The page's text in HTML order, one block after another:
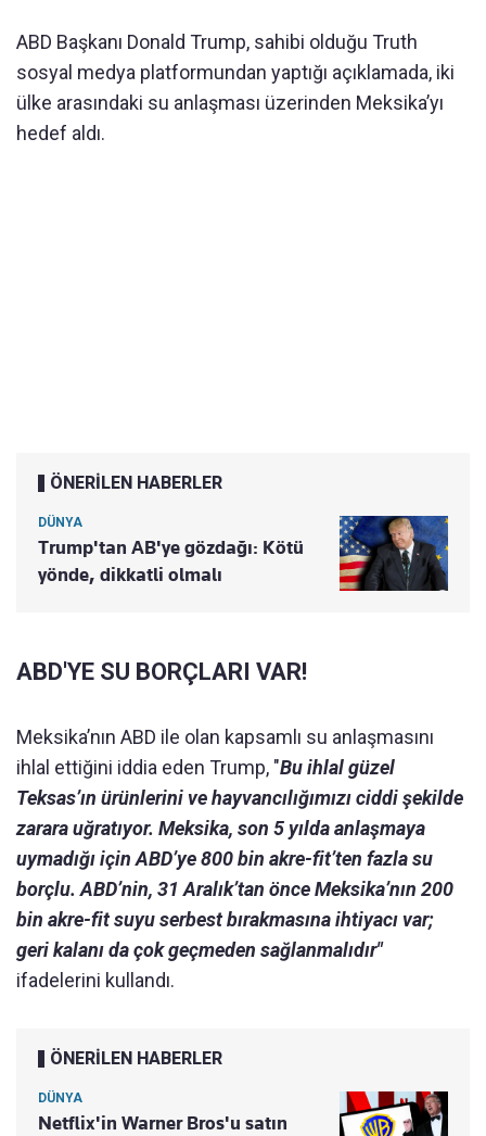
ABD Başkanı Donald Trump, sahibi olduğu Truth
sosyal medya platformundan yaptığı açıklamada, iki
ülke arasındaki su anlaşması üzerinden Meksika’yı
hedef aldı.
ÖNERİLEN HABERLER
DÜNYA
Trump'tan AB'ye gözdağı: Kötü
yönde, dikkatli olmalı
ABD'YE SU BORÇLARI VAR!
Meksika’nın ABD ile olan kapsamlı su anlaşmasını
ihlal ettiğini iddia eden Trump, "Bu ihlal güzel
Teksas’ın ürünlerini ve hayvancılığımızı ciddi şekilde
zarara uğratıyor. Meksika, son 5 yılda anlaşmaya
uymadığı için ABD’ye 800 bin akre-fit’ten fazla su
borçlu. ABD’nin, 31 Aralık’tan önce Meksika’nın 200
bin akre-fit suyu serbest bırakmasına ihtiyacı var;
geri kalanı da çok geçmeden sağlanmalıdır"
ifadelerini kullandı.
ÖNERİLEN HABERLER
DÜNYA
Netflix'in Warner Bros'u satın